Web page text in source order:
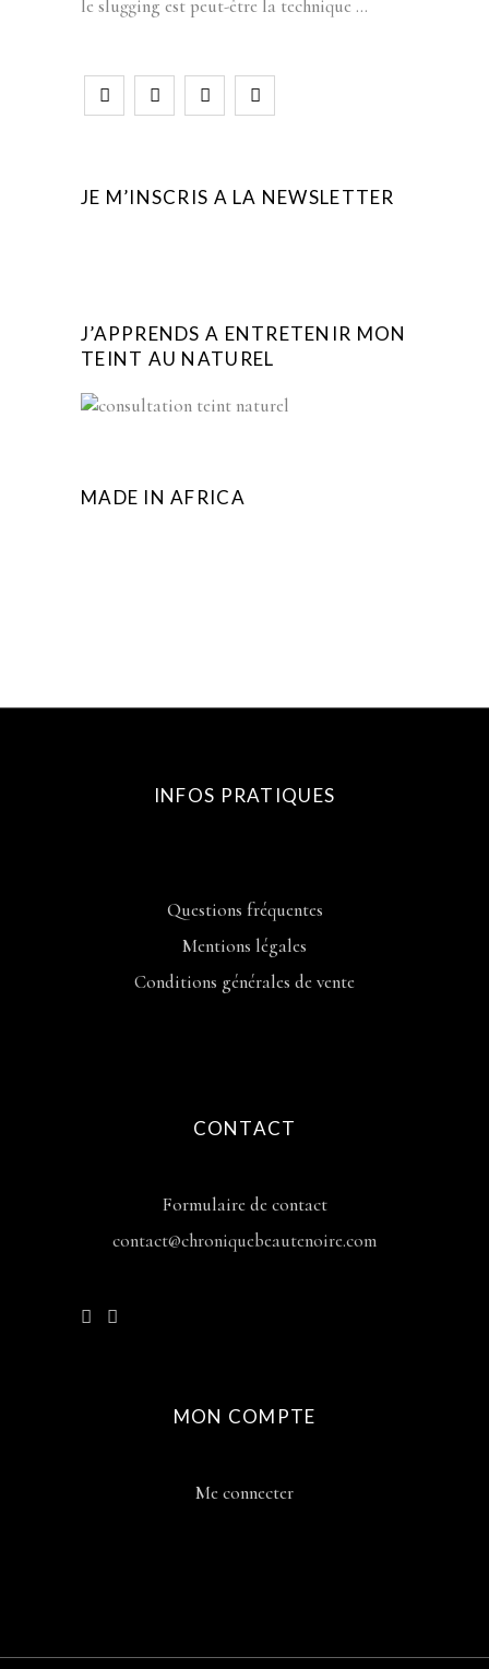
le slugging est peut-être la technique
JE M’INSCRIS A LA NEWSLETTER
J’APPRENDS A ENTRETENIR MON
TEINT AU NATUREL
MADE IN AFRICA
INFOS PRATIQUES
Questions fréquentes
Mentions légales
Conditions générales de vente
CONTACT
Formulaire de contact
contact@chroniquebeautenoire.com
MON COMPTE
Me connecter